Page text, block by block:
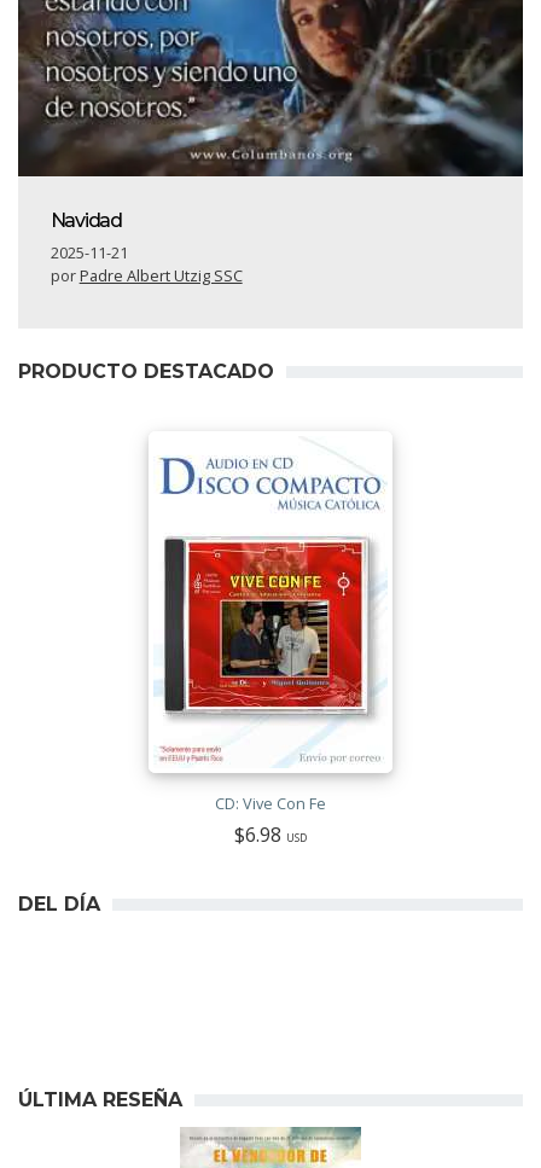
Navidad
2025-11-21
porPadre Albert Utzig SSC
PRODUCTO DESTACADO
CD: Vive Con Fe
$6.98 USD
DEL DÍA
ÚLTIMA RESEÑA